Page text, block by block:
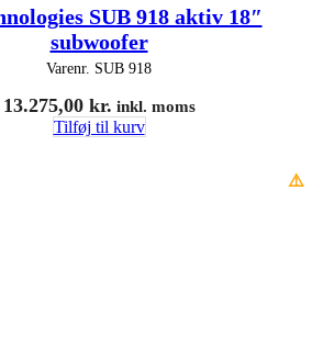
SUB 918 aktiv 18″
subwoofer
Varenr. SUB 918
13.275,00 kr. inkl. moms
Tilføj til kurv
⚠️